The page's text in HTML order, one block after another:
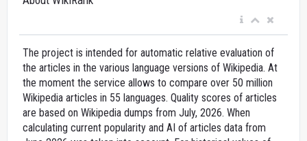
The project is intended for automatic relative evaluation of
the articles in the various language versions of Wikipedia. At
the moment the service allows to compare over 50 million
Wikipedia articles in 55 languages. Quality scores of articles
are based on Wikipedia dumps from July, 2026. When
calculating current popularity and AI of articles data from